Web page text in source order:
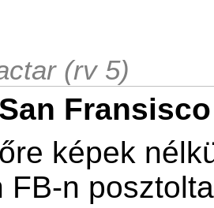
(rv 5)
Fransisco
képek
FB-n